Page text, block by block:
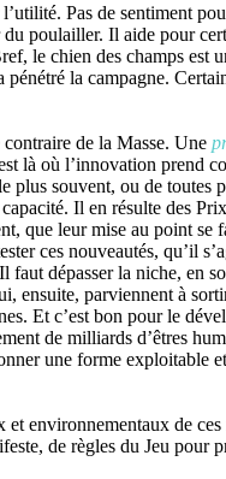
Pas de sentiment
poulailler. Il aide pour
le chien des champs est
la campagne.
contraire de la Masse. Une
là où l’innovation prend
souvent, ou de toutes
Il en résulte des
que leur mise au point se
ces nouveautés, qu’il
faut dépasser la niche, en
ensuite, parviennent à
Et c’est bon pour le
de milliards d’êtres
une forme exploitable
et environnementaux de
de règles du Jeu pour